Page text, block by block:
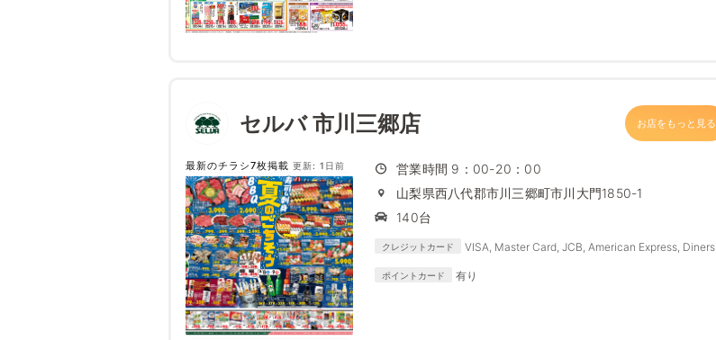
セルバ 市川三郷店 お店をもっと見る
最新のチラシ7枚掲載 更新: 1日前
営業時間 9：00-20：00
山梨県西八代郡市川三郷町市川大門1850-1
140台
クレジットカード
VISA, Master Card, JCB, American Express, Diners
ポイントカード 有り